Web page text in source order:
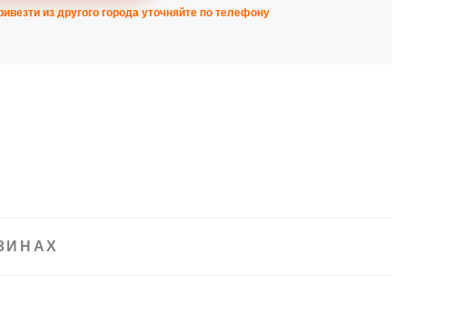
из другого города уточняйте по телефону